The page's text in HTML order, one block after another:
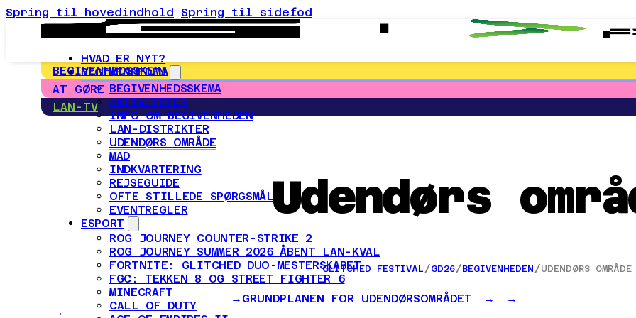
Spring til hovedindhold Spring til sidefod
HVAD ER NYT?
BEGIVENHEDEN
BEGIVENHEDSSKEMA
AKTIVITETER
INFO OM BEGIVENHEDEN
LAN-DISTRIKTER
UDENDØRS OMRÅDE
MAD
INDKVARTERING
REJSEGUIDE
OFTE STILLEDE SPØRGSMÅL
EVENTREGLER
ESPORT
ROG JOURNEY COUNTER-STRIKE 2
ROG JOURNEY SUMMER 2026 ÅBENT LAN-KVAL
FORTNITE: GLITCHED DUO-MESTERSKABET
FGC: TEKKEN 8 OG STREET FIGHTER 6
MINECRAFT
CALL OF DUTY
BEGIVENHEDSSKEMA
AT GØRE
LAN-TV
Udendørs
GLITCHED FESTIVAL /GD26/BEGIVENHEDEN /UDENDØRS OMRÅDE
GRUNDPLANEN FOR UDENDØRSOMRÅDET